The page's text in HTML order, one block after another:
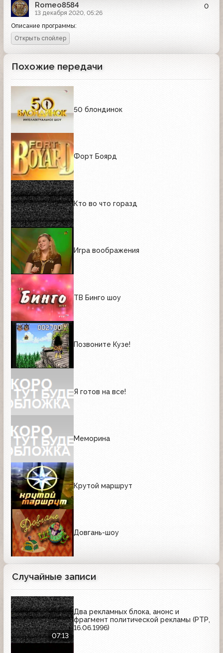
Romeo8584
13 декабря 2020, 05:26
0
Описание программы:
Похожие передачи
50 блондинок
Форт Боярд
Кто во что горазд
Игра воображения
ТВ Бинго шоу
Позвоните Кузе!
Я готов на все!
Меморина
Крутой маршрут
Довгань-шоу
Случайные записи
07:13
Два рекламных блока, анонс и
фрагмент политической рекламы (РТР,
16.06.1996)